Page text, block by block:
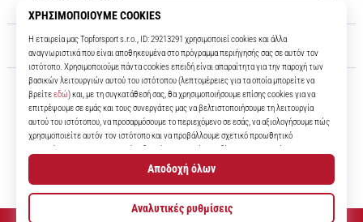
11teamsports.cy
Για πάνω από 16 χρόνια είμαστε οι συμπαίκτες σας, προσφέροντάς σας
τα καλύτερα και πιο σύγχρονα ποδοσφαιρικά προϊόντα.
Εξυπηρέτηση πελατών